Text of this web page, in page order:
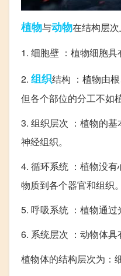
植物与动物在结构层
1. 细胞壁 ：植物细胞
2. 组织结构 ：植物由
但各个部位的分工不如
3. 组织层次 ：植物的
神经组织。
4. 循环系统 ：植物没
物质到各个器官和组织。
5. 呼吸系统 ：植物通
6. 系统层次 ：动物体具
植物体的结构层次为：